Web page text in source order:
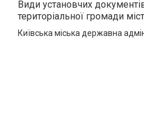
Види установчих
територіальної громади
Київська міська державна